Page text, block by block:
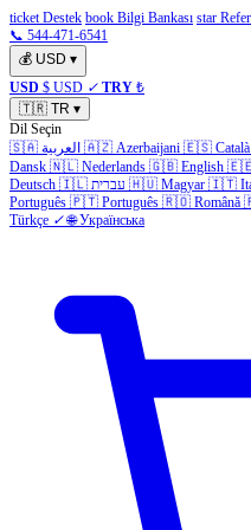
ticket Destek book Bilgi Bankası star
📞 544-471-6541
💰 USD ▾
USD $ USD ✓ TRY ₺
🇹🇷 TR ▾
Dil Seçin
🇸🇦 العربية 🇦🇿 Azerbaijani 🇪🇸 Català
Dansk 🇳🇱 Nederlands 🇬🇧 English
Deutsch 🇮🇱 עברית 🇭🇺 Magyar 🇮🇹
Português 🇵🇹 Português 🇷🇴 Română
Türkçe ✓ 🌐 Українська